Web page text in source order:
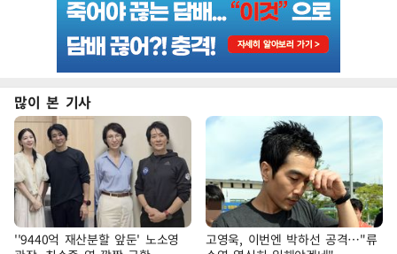
많이 본 기사
''9440억 재산분할 앞둔' 노소영
고영욱, 이번엔 박하선 공격…"류